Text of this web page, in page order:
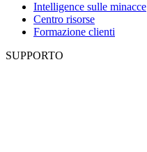
Intelligence sulle minacce
Centro risorse
Formazione clienti
SUPPORTO